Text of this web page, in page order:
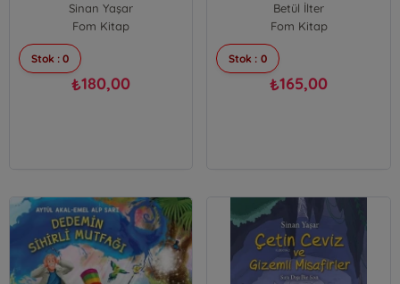
Sinan Yaşar
Fom Kitap
Stok : 0
₺180,00
Betül İlter
Fom Kitap
Stok : 0
₺165,00